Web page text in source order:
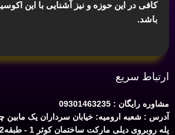
کافی در این حوزه و نیز آشنایی با این
باشد.
ارتباط سریع
مشاوره رایگان : 09301463235
آدرس : شعبه ارومیه: خیابان سرداران یک مابین
پله روبروی دیلی مارکت ساختمان کوثر 1 - طبقه2 واحد 4